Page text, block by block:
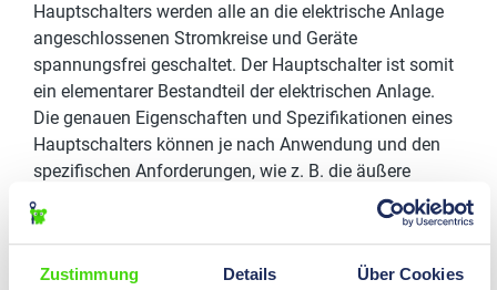
Zustimmung Details Über Cookies
Hauptschalters werden alle an die elektrische Anlage
angeschlossenen Stromkreise und Geräte
spannungsfrei geschaltet. Der Hauptschalter ist somit
ein elementarer Bestandteil der elektrischen Anlage.
Die genauen Eigenschaften und Spezifikationen eines
Hauptschalters können je nach Anwendung und den
spezifischen Anforderungen, wie z. B. die äußere
Umgebung, variieren. Daher sind bei der Auswahl und
Installation des richtigen Hauptschalters die
Sicherheitsvorschriften und Normen [Ankerlink zu
Sicherheitsvorschriften] zu beachten.